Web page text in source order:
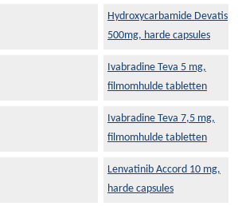
Hydroxycarbamide Devatis
500mg, harde capsules
Ivabradine Teva 5 mg,
filmomhulde tabletten
Ivabradine Teva 7,5 mg,
filmomhulde tabletten
Lenvatinib Accord 10 mg,
harde capsules